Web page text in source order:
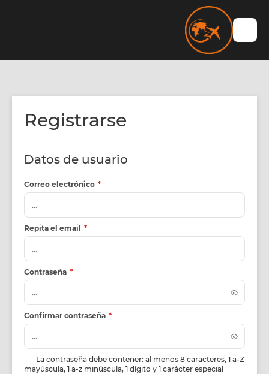
Registrarse
Datos de usuario
Correo electrónico *
Repita el email *
Contraseña *
Confirmar contraseña *
La contraseña debe contener: al menos 8 caracteres, 1 a-Z
mayúscula, 1 a-z minúscula, 1 dígito y 1 carácter especial